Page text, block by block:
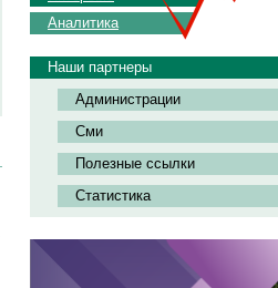
Аналитика
Наши партнеры
Администрации
Сми
Полезные ссылки
Статистика